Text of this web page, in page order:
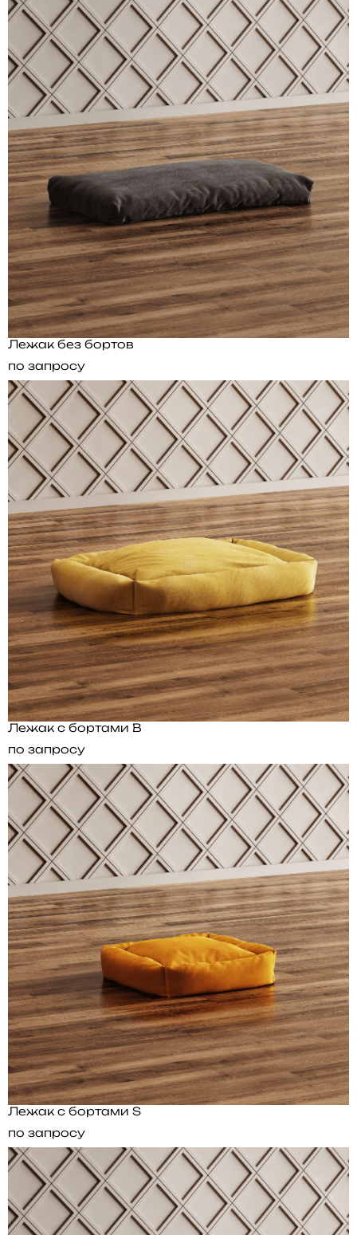
Лежак без бортов
по запросу
Лежак с бортами B
по запросу
Лежак с бортами S
по запросу